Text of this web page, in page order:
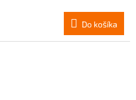
Do košíka